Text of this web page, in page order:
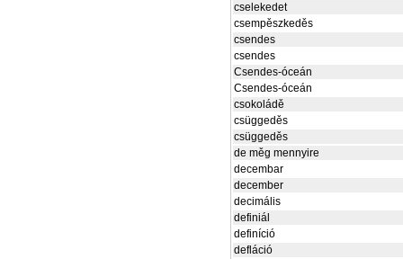
cselekedet
csempěszkeděs
csendes
csendes
Csendes-óceán
Csendes-óceán
csokoládě
csüggeděs
csüggeděs
de měg mennyire
decembar
december
decimális
definiál
definíció
defláció